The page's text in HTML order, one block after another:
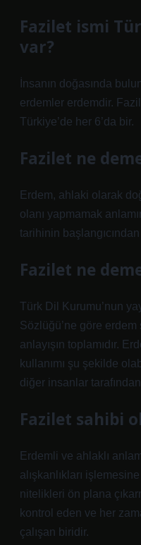
Fazilet ismi
var?
İnsanın doğasında
erdemler erdemdir.
Türkiye’de her 6’da bir.
Fazilet ne
Erdem, ahlaki olarak
olanı yapmamak
tarihinin
Fazilet ne
Türk Dil Kurumu’nun
Sözlüğü’ne göre
anlayışın toplamıdır.
kullanımı şu şekilde
diğer insanlar
Fazilet sahibi
Erdemli ve ahlaklı
alışkanlıkları
nitelikleri ön plana
kontrol eden ve her
çalışan biridir.